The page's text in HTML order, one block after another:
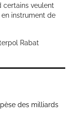
certains veulent
instrument de
Rabat
pèse des milliards